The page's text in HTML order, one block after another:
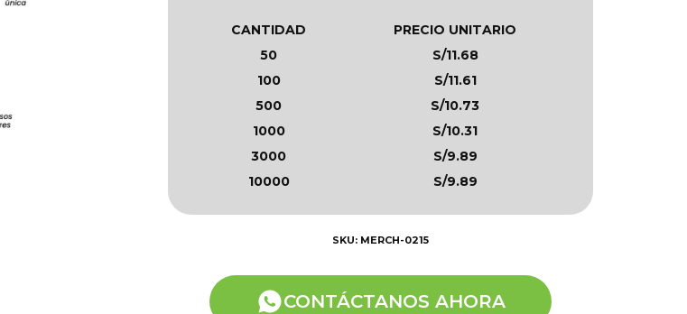
CANTIDAD
PRECIO UNITARIO
50
S/11.68
100
S/11.61
500
S/10.73
1000
S/10.31
3000
S/9.89
10000
S/9.89
SKU: MERCH-0215
CONTÁCTANOS AHORA